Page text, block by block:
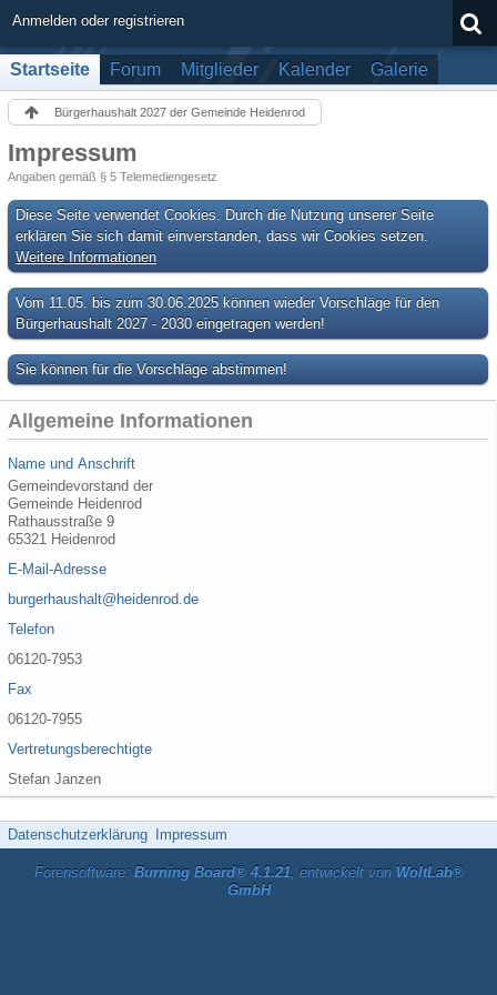
Anmelden oder registrieren
Startseite Forum Mitglieder Kalender Galerie
Bürgerhaushalt 2027 der Gemeinde Heidenrod
Impressum
Angaben gemäß § 5 Telemediengesetz
Diese Seite verwendet Cookies. Durch die Nutzung unserer Seite
erklären Sie sich damit einverstanden, dass wir Cookies setzen.
Weitere Informationen
Vom 11.05. bis zum 30.06.2025 können wieder Vorschläge für den
Bürgerhaushalt 2027 - 2030 eingetragen werden!
Sie können für die Vorschläge abstimmen!
Allgemeine Informationen
Name und Anschrift
Gemeindevorstand der
Gemeinde Heidenrod
Rathausstraße 9
65321 Heidenrod
E-Mail-Adresse
burgerhaushalt@heidenrod.de
Telefon
06120-7953
Fax
06120-7955
Vertretungsberechtigte
Stefan Janzen
Datenschutzerklärung Impressum
Forensoftware: Burning Board® 4.1.21, entwickelt von WoltLab®
GmbH